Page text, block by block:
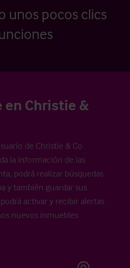
unos pocos clics
en Christie &
de Christie & Co
la información de las
podrá realizar búsquedas
y también guardar sus
activar y recibir alertas
nuevos inmuebles